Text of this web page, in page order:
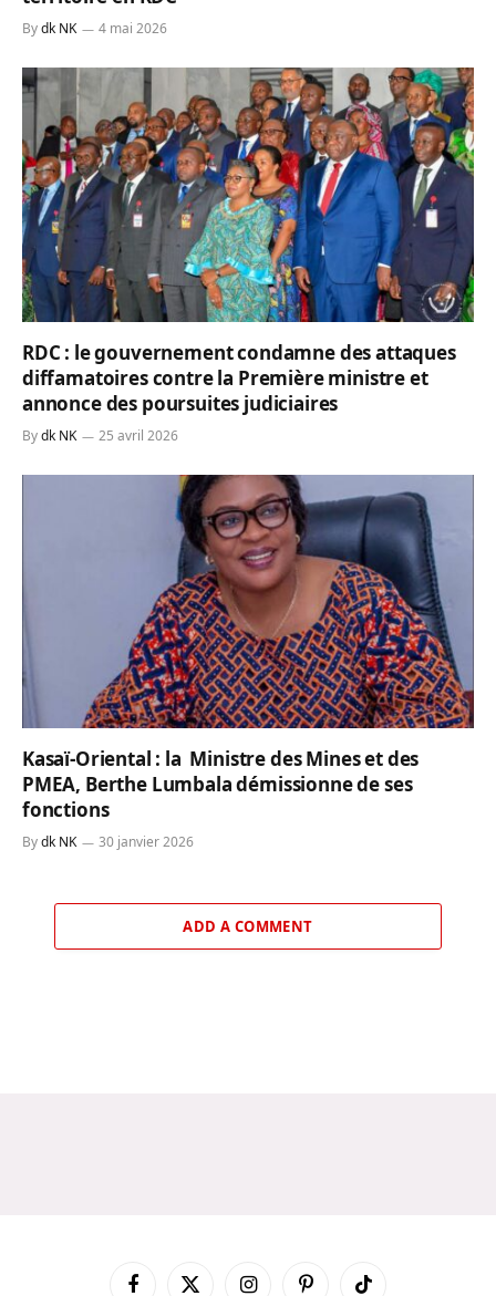
Bydk NK 4 mai 2026
RDC : le gouvernement condamne des attaques
diffamatoires contre la Première ministre et
annonce des poursuites judiciaires
Bydk NK 25 avril 2026
Kasaï-Oriental : la Ministre des Mines et des
PMEA, Berthe Lumbala démissionne de ses
fonctions
Bydk NK 30 janvier 2026
ADD A COMMENT